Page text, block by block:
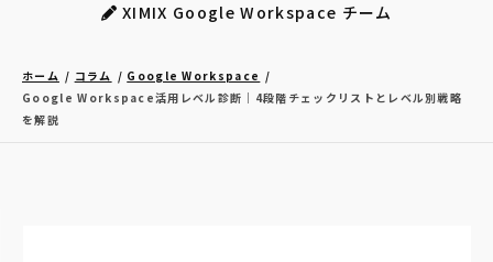
XIMIX Google Workspace チーム
ホーム コラム
Google Workspace
Google Workspace活用レベル診断｜4段階チェックリストとレベル別戦略
を解説